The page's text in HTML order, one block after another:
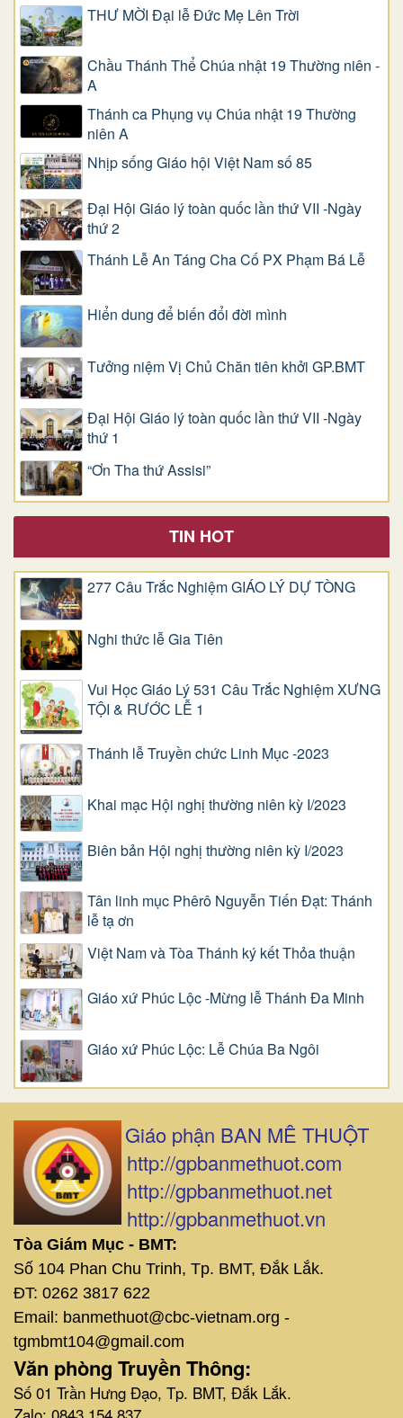
THƯ MỜI Đại lễ Đức Mẹ Lên Trời
Chầu Thánh Thể Chúa nhật 19 Thường niên -
A
Thánh ca Phụng vụ Chúa nhật 19 Thường
niên A
Nhịp sống Giáo hội Việt Nam số 85
Đại Hội Giáo lý toàn quốc lần thứ VII -Ngày
thứ 2
Thánh Lễ An Táng Cha Cố PX Phạm Bá Lễ
Hiển dung để biến đổi đời mình
Tưởng niệm Vị Chủ Chăn tiên khởi GP.BMT
Đại Hội Giáo lý toàn quốc lần thứ VII -Ngày
thứ 1
“Ơn Tha thứ Assisi”
TIN HOT
277 Câu Trắc Nghiệm GIÁO LÝ DỰ TÒNG
Nghi thức lễ Gia Tiên
Vui Học Giáo Lý 531 Câu Trắc Nghiệm XƯNG
TỘI & RƯỚC LỄ 1
Thánh lễ Truyền chức Linh Mục -2023
Khai mạc Hội nghị thường niên kỳ I/2023
Biên bản Hội nghị thường niên kỳ I/2023
Tân linh mục Phêrô Nguyễn Tiến Đạt: Thánh
lễ tạ ơn
Việt Nam và Tòa Thánh ký kết Thỏa thuận
Giáo xứ Phúc Lộc -Mừng lễ Thánh Đa Minh
Giáo xứ Phúc Lộc: Lễ Chúa Ba Ngôi
Giáo phận BAN MÊ THUỘT
http://gpbanmethuot.com
http://gpbanmethuot.net
http://gpbanmethuot.vn
Tòa Giám Mục - BMT:
Số 104 Phan Chu Trinh, Tp. BMT, Đắk Lắk.
ĐT: 0262 3817 622
Email: banmethuot@cbc-vietnam.org -
tgmbmt104@gmail.com
Văn phòng Truyền Thông:
Số 01 Trần Hưng Đạo, Tp. BMT, Đắk Lắk.